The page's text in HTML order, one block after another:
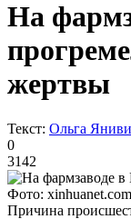
На
жертвы
Текст: Ольга Яниви
0
3142
Фото: xinhuanet.com
Причина